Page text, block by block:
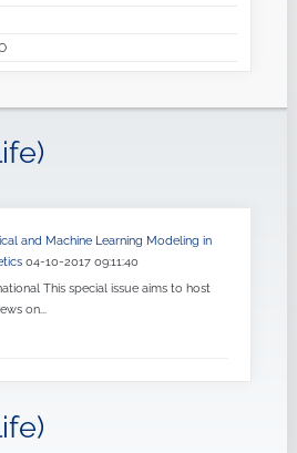
and Machine Learning Modeling in
04-10-2017 09:11:40
This special issue aims to host
on...